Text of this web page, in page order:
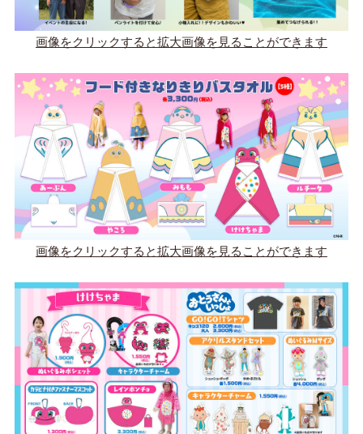
画像をクリックすると拡大画像を見ることができます
画像をクリックすると拡大画像を見ることができます